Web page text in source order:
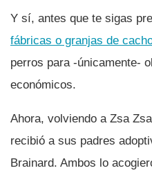
Y sí­, antes que te sigas
fábricas o granjas de
perros para -únicamente-
económicos.
Ahora, volviendo a Zsa
recibió a sus padres
Brainard. Ambos lo